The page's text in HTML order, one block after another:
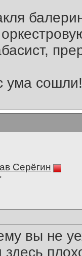
ума
Серёгин
вы не